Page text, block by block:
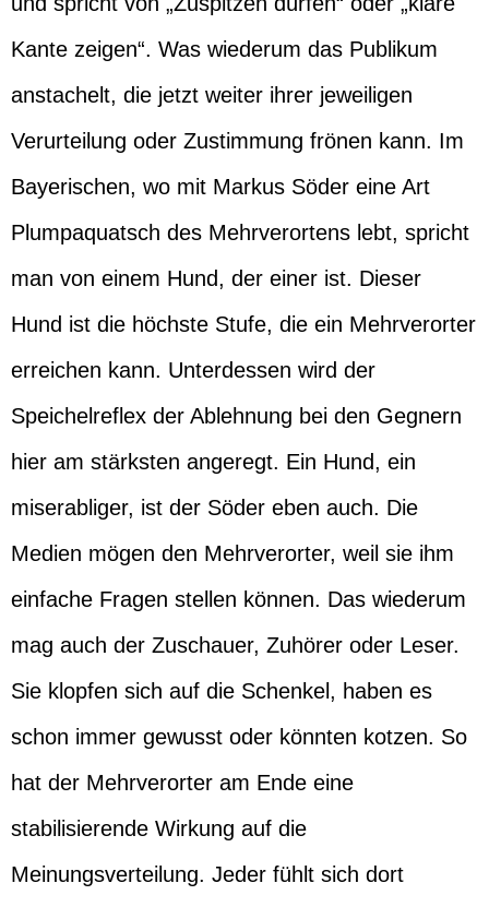
Kante zeigen“. Was wiederum das Publikum
anstachelt, die jetzt weiter ihrer jeweiligen
Verurteilung oder Zustimmung frönen kann. Im
Bayerischen, wo mit Markus Söder eine Art
Plumpaquatsch des Mehrverortens lebt, spricht
man von einem Hund, der einer ist. Dieser
Hund ist die höchste Stufe, die ein Mehrverorter
erreichen kann. Unterdessen wird der
Speichelreflex der Ablehnung bei den Gegnern
hier am stärksten angeregt. Ein Hund, ein
miserabliger, ist der Söder eben auch. Die
Medien mögen den Mehrverorter, weil sie ihm
einfache Fragen stellen können. Das wiederum
mag auch der Zuschauer, Zuhörer oder Leser.
Sie klopfen sich auf die Schenkel, haben es
schon immer gewusst oder könnten kotzen. So
hat der Mehrverorter am Ende eine
stabilisierende Wirkung auf die
Meinungsverteilung. Jeder fühlt sich dort